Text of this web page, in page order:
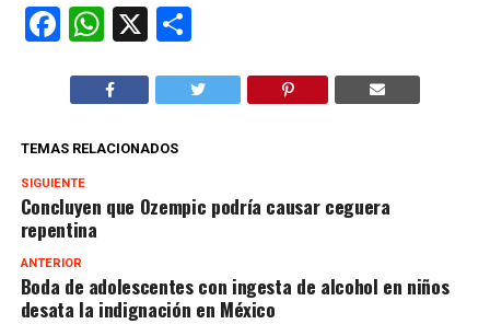
Facebook
WhatsApp
X Compartir
TEMAS RELACIONADOS
SIGUIENTE
Concluyen que Ozempic podría causar ceguera
repentina
ANTERIOR
Boda de adolescentes con ingesta de alcohol en niños
desata la indignación en México